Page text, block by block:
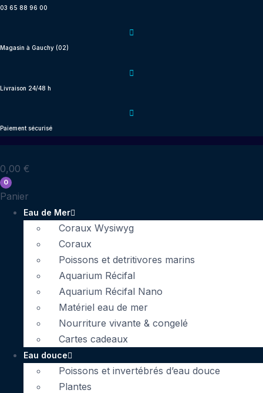
Aller
03 65 88 96 00
Magasin à Gauchy (02)
Livraison 24/48 h
Paiement sécurisé
0,00 €
0
Panier
Eau de Mer
Coraux Wysiwyg
Coraux
Poissons et detritivores marins
Aquarium Récifal
Aquarium Récifal Nano
Matériel eau de mer
Nourriture vivante & congelé
Cartes cadeaux
Eau douce
Poissons et invertébrés d’eau douce
Plantes